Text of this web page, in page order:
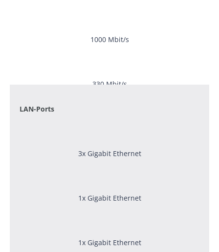
1000 Mbit/s
330 Mbit/s
LAN-Ports
3x Gigabit Ethernet
1x Gigabit Ethernet
1x Gigabit Ethernet